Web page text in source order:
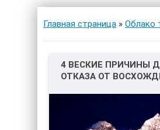
Главная страница » Облако
4 ВЕСКИЕ ПРИЧИНЫ
ОТКАЗА ОТ